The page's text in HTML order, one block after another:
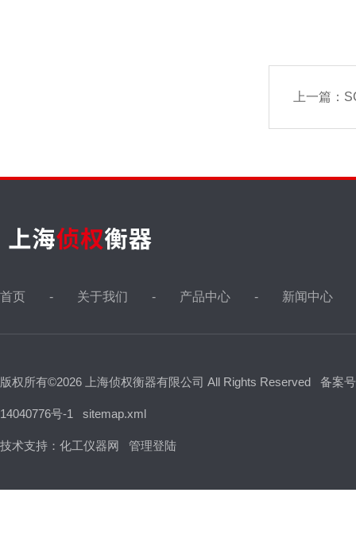
上一篇：
首页 关于我们 产品中心 新闻中心
版权所有©2026 上海侦权衡器有限公司 All Rights Reserved 备案
14040776号-1 sitemap.xml
技术支持： 化工仪器网 管理登陆